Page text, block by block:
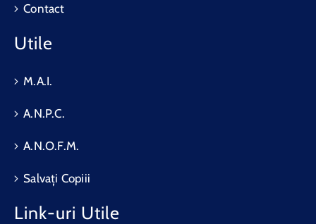
Contact
Utile
M.A.I.
A.N.P.C.
A.N.O.F.M.
Salvați Copiii
Link-uri Utile